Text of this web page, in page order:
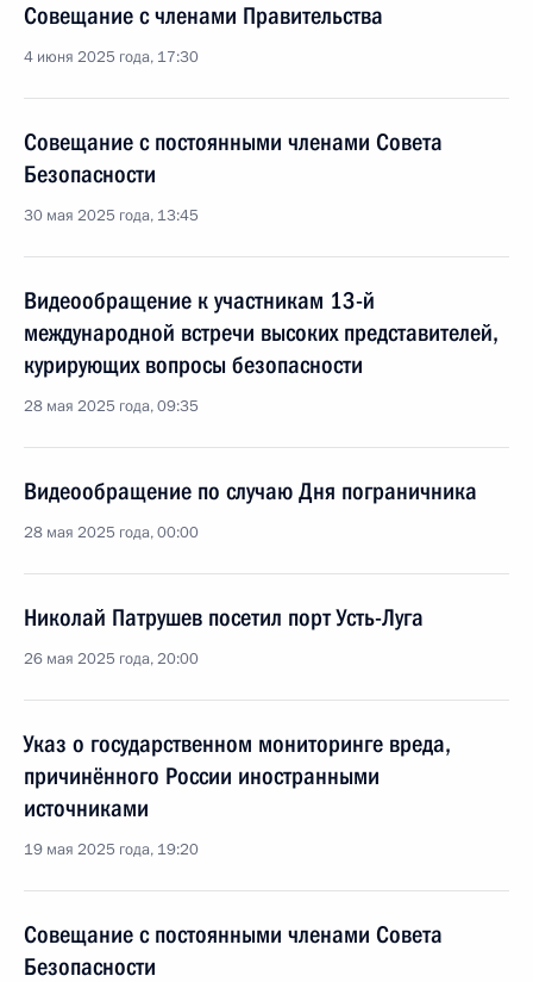
Совещание с членами Правительства
4 июня 2025 года, 17:30
Совещание с постоянными членами Совета
Безопасности
30 мая 2025 года, 13:45
Видеообращение к участникам 13-й
международной встречи высоких представителей,
курирующих вопросы безопасности
28 мая 2025 года, 09:35
Видеообращение по случаю Дня пограничника
28 мая 2025 года, 00:00
Николай Патрушев посетил порт Усть-Луга
26 мая 2025 года, 20:00
Указ о государственном мониторинге вреда,
причинённого России иностранными
источниками
19 мая 2025 года, 19:20
Совещание с постоянными членами Совета
Безопасности